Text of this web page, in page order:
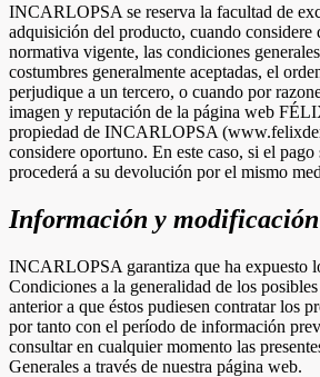
INCARLOPSA se reserva la facultad de
adquisición del producto, cuando considere
normativa vigente, las condiciones
costumbres generalmente aceptadas, el
perjudique a un tercero, o cuando por
imagen y reputación de la página web
propiedad de INCARLOPSA
considere oportuno. En este caso, si el
procederá a su devolución por el mismo
Información y modificación
INCARLOPSA garantiza que ha expuesto
Condiciones a la generalidad de los
anterior a que éstos pudiesen contratar los
por tanto con el período de información
consultar en cualquier momento las
Generales a través de nuestra página web.